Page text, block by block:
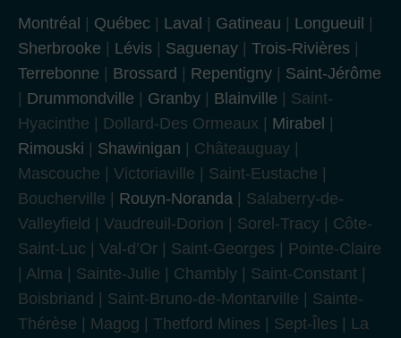
Montréal Québec Laval Gatineau Longueuil
Sherbrooke
Lévis Saguenay Trois-Rivières
Terrebonne
Brossard Repentigny
Saint-Jérôme
Drummondville Granby Blainville | Saint-
Hyacinthe | Dollard-Des Ormeaux | Mirabel
Rimouski
Shawinigan | Châteauguay |
Mascouche | Victoriaville | Saint-Eustache |
Boucherville | Rouyn-Noranda | Salaberry-de-
Valleyfield | Vaudreuil-Dorion | Sorel-Tracy | Côte-
Saint-Luc | Val-d’Or | Saint-Georges | Pointe-Claire
| Alma | Sainte-Julie | Chambly | Saint-Constant |
Boisbriand | Saint-Bruno-de-Montarville | Sainte-
Thérèse | Magog | Thetford Mines | Sept-Îles | La